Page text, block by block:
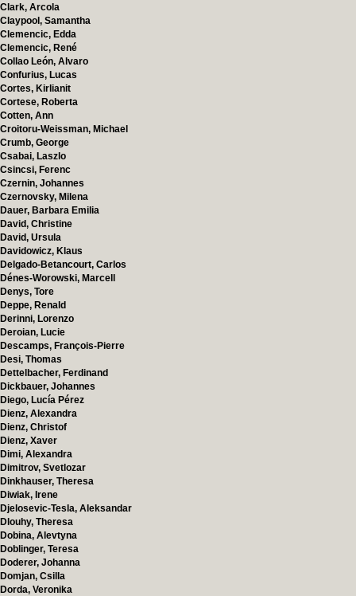
Clark, Arcola
Claypool, Samantha
Clemencic, Edda
Clemencic, René
Collao León, Alvaro
Confurius, Lucas
Cortes, Kirlianit
Cortese, Roberta
Cotten, Ann
Croitoru-Weissman, Michael
Crumb, George
Csabai, Laszlo
Csincsi, Ferenc
Czernin, Johannes
Czernovsky, Milena
Dauer, Barbara Emilia
David, Christine
David, Ursula
Davidowicz, Klaus
Delgado-Betancourt, Carlos
Dénes-Worowski, Marcell
Denys, Tore
Deppe, Renald
Derinni, Lorenzo
Deroian, Lucie
Descamps, François-Pierre
Desi, Thomas
Dettelbacher, Ferdinand
Dickbauer, Johannes
Diego, Lucía Pérez
Dienz, Alexandra
Dienz, Christof
Dienz, Xaver
Dimi, Alexandra
Dimitrov, Svetlozar
Dinkhauser, Theresa
Diwiak, Irene
Djelosevic-Tesla, Aleksandar
Dlouhy, Theresa
Dobina, Alevtyna
Doblinger, Teresa
Doderer, Johanna
Domjan, Csilla
Dorda, Veronika